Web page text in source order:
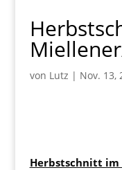
von Lutz | Nov. 13,
Herbstschnitt im